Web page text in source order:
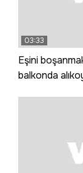
03:33
Eşini
balkonda